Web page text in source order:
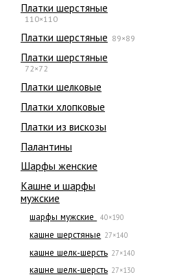
Платки шерстяные
110×110
Платки шерстяные 89×89
Платки шерстяные
72×72
Платки шелковые
Платки хлопковые
Платки из вискозы
Палантины
Шарфы женские
Кашне и шарфы
мужские
шарфы мужские 40×190
кашне шерстяные 27×140
кашне шелк-шерсть 27×140
кашне шелк-шерсть 27×130